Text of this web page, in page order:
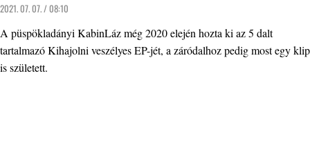
2021. 07. 07. / 08:10
A püspökladányi KabinLáz még 2020 elején hozta ki az 5 dalt
tartalmazó Kihajolni veszélyes EP-jét, a záródalhoz pedig most egy klip
is született.